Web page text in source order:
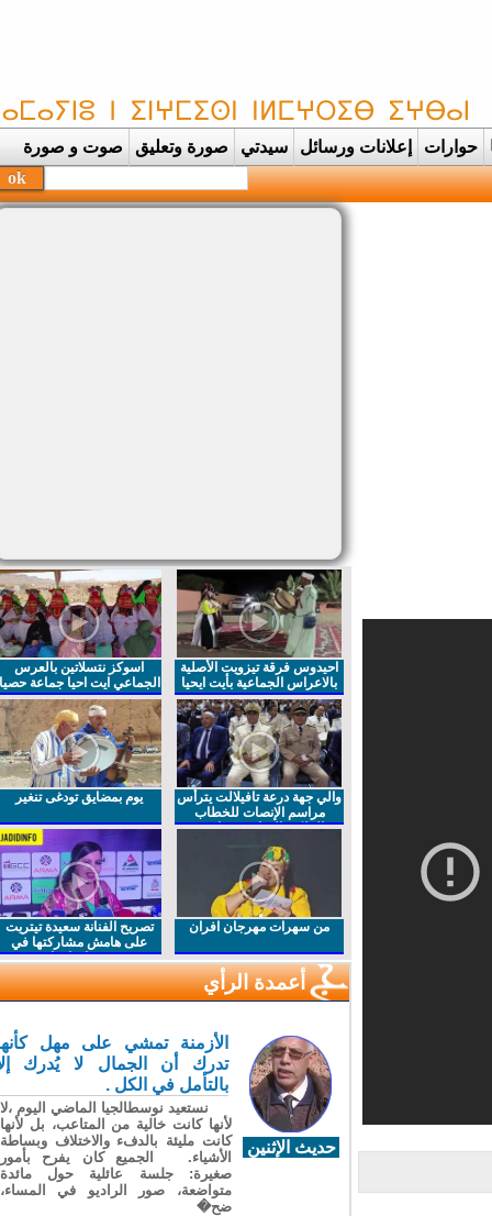
حوارات إعلانات ورسائل سيدتي صورة وتعليق صوت و صورة
احيدوس فرقة تيزويت الأصلية
بالاعراس الجماعية بأيت ايحيا
اسوكز نتسلاتين بالعرس
الجماعي ايت احيا جماعة حصيا
والي جهة درعة تافيلالت يترأس
مراسم الإنصات للخطاب
الملكي السامي بمناسبة
يوم بمضايق تودغى تنغير
من سهرات مهرجان افران
تصريح الفنانة سعيدة تيتريت
على هامش مشاركتها في
مهرجان افران
أعمدة الرأي
حديث الإثنين
الأزمنة تمشي على مهل كأنها
تدرك أن الجمال لا يُدرك إلا
بالتأمل في الكل .
نستعيد نوسطالجيا الماضي اليوم ،لا
لأنها كانت خالية من المتاعب، بل لأنها
كانت مليئة بالدفء والاختلاف وبساطة
الأشياء. الجميع كان يفرح بأمور
صغيرة: جلسة عائلية حول مائدة
متواضعة، صور الراديو في المساء،
ضح�